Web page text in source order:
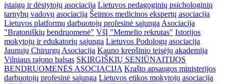
įstaigų ir dėstytojų asociacija Lietuvos pedagoginių psichologinių
tarnybų vadovų asociacija Šeimos medicinos ekspertų asociacija
Lietuvos platformų darbuotojų profesinė sąjunga Asociacija
"Bratoniškių bendruomenė" VšĮ "Memelio rekrutas" Istorijos
mokytojų ir edukatorių sąjunga Lietuvos Podologų asociacija
Jaunųjų Chirurgų Asociacija Kauno krepšinio teisėjų akademija
Vilniaus rajono balsas SKIRGIŠKIŲ SENIŪNAITIJOS
BENDRUOMENĖS ASOCIACIJA Krašto apsaugos ministerijos
darbuotojų profesinė sąjunga Lietuvos etikos mokytojų asociacija